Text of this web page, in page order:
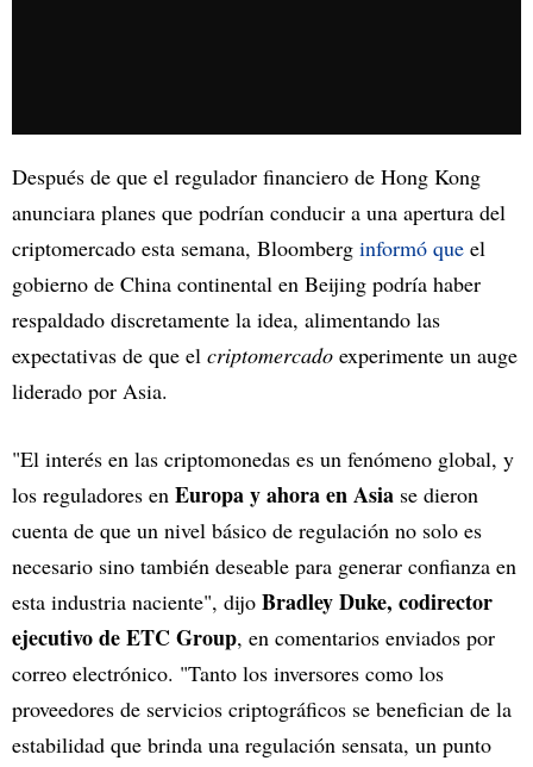
Después de que el regulador financiero de Hong Kong
anunciara planes que podrían conducir a una apertura del
criptomercado esta semana, Bloomberg informó que el
gobierno de China continental en Beijing podría haber
respaldado discretamente la idea, alimentando las
expectativas de que el criptomercado experimente un auge
liderado por Asia.
"El interés en las criptomonedas es un fenómeno global, y
los reguladores en Europa y ahora en Asia se dieron
cuenta de que un nivel básico de regulación no solo es
necesario sino también deseable para generar confianza en
esta industria naciente", dijo Bradley Duke, codirector
ejecutivo de ETC Group, en comentarios enviados por
correo electrónico. "Tanto los inversores como los
proveedores de servicios criptográficos se benefician de la
estabilidad que brinda una regulación sensata, un punto